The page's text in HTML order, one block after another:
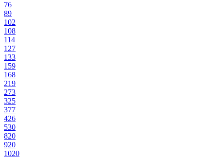
76
89
102
108
114
127
133
159
168
219
273
325
377
426
530
820
920
1020